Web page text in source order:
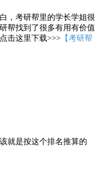
，考研帮里的学长学姐很
帮找到了很多有用有价值
击这里下载>>> 【考研帮
就是按这个排名推算的